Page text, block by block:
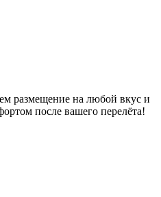
размещение на любой вкус и
после вашего перелёта!